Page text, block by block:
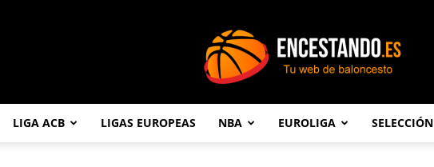
LIGA ACB LIGAS EUROPEAS NBA EUROLIGA SELECCIÓN